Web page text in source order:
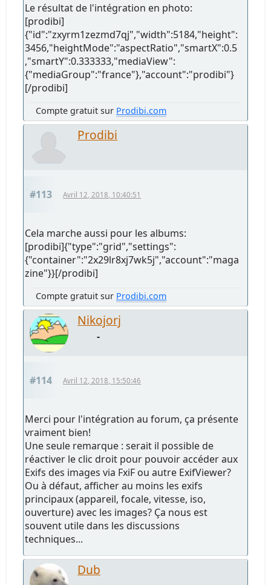
Le résultat de l'intégration en photo:
[prodibi]
{"id":"zxyrm1zezmd7qj","width":5184,"height":
3456,"heightMode":"aspectRatio","smartX":0.5
,"smartY":0.333333,"mediaView":
{"mediaGroup":"france"},"account":"prodibi"}
[/prodibi]
Compte gratuit sur Prodibi.com
Prodibi
#113 Avril 12, 2018, 10:40:51
Cela marche aussi pour les albums:
[prodibi]{"type":"grid","settings":
{"container":"2x29lr8xj7wk5j","account":"maga
zine"}}[/prodibi]
Compte gratuit sur Prodibi.com
Nikojorj
-
#114 Avril 12, 2018, 15:50:46
Merci pour l'intégration au forum, ça présente
vraiment bien!
Une seule remarque : serait il possible de
réactiver le clic droit pour pouvoir accéder aux
Exifs des images via FxiF ou autre ExifViewer?
Ou à défaut, afficher au moins les exifs
principaux (appareil, focale, vitesse, iso,
ouverture) avec les images? Ça nous est
souvent utile dans les discussions
techniques...
Dub